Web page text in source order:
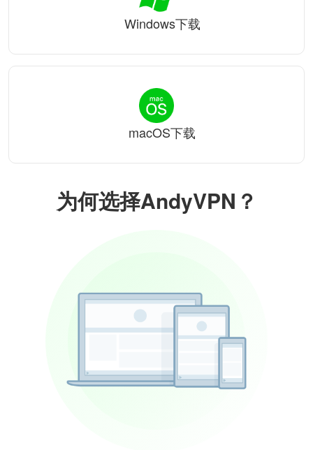
为何选择AndyVPN？
Windows下载
macOS下载